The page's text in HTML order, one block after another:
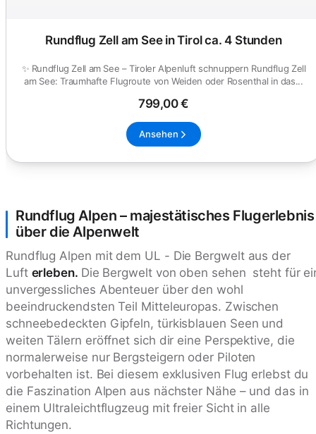
Rundflug Zell am See in Tirol ca. 4 Stunden
✨ Rundflug Zell am See – Tiroler Alpenluft schnuppern Rundflug Zell
am See: Traumhafte Flugroute von Weiden oder Rosenthal in das...
799,00 €
Ansehen
Rundflug Alpen – majestätisches Flugerlebnis
über die Alpenwelt
Rundflug Alpen mit dem UL - Die Bergwelt aus der
Luft erleben. Die Bergwelt von oben sehen steht für
unvergessliches Abenteuer über den wohl
beeindruckendsten Teil Mitteleuropas. Zwischen
schneebedeckten Gipfeln, türkisblauen Seen und
weiten Tälern eröffnet sich dir eine Perspektive, die
normalerweise nur Bergsteigern oder Piloten
vorbehalten ist. Bei diesem exklusiven Flug erlebst du
die Faszination Alpen aus nächster Nähe – und das in
einem Ultraleichtflugzeug mit freier Sicht in alle
Richtungen.